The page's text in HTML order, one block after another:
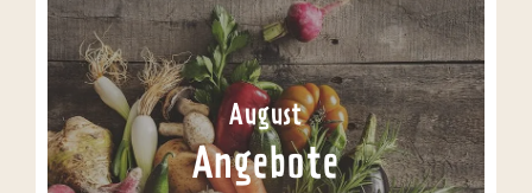
August
Angebote